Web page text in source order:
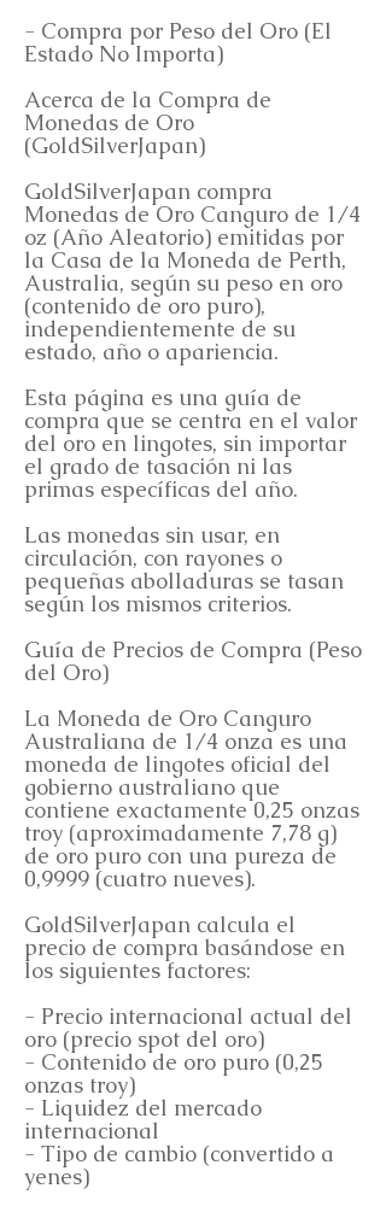
- Compra por Peso del Oro (El
Estado No Importa)
Acerca de la Compra de
Monedas de Oro
(GoldSilverJapan)
GoldSilverJapan compra
Monedas de Oro Canguro de 1/4
oz (Año Aleatorio) emitidas por
la Casa de la Moneda de Perth,
Australia, según su peso en oro
(contenido de oro puro),
independientemente de su
estado, año o apariencia.
Esta página es una guía de
compra que se centra en el valor
del oro en lingotes, sin importar
el grado de tasación ni las
primas específicas del año.
Las monedas sin usar, en
circulación, con rayones o
pequeñas abolladuras se tasan
según los mismos criterios.
Guía de Precios de Compra (Peso
del Oro)
La Moneda de Oro Canguro
Australiana de 1/4 onza es una
moneda de lingotes oficial del
gobierno australiano que
contiene exactamente 0,25 onzas
troy (aproximadamente 7,78 g)
de oro puro con una pureza de
0,9999 (cuatro nueves).
GoldSilverJapan calcula el
precio de compra basándose en
los siguientes factores:
- Precio internacional actual del
oro (precio spot del oro)
- Contenido de oro puro (0,25
onzas troy)
- Liquidez del mercado
internacional
- Tipo de cambio (convertido a
yenes)